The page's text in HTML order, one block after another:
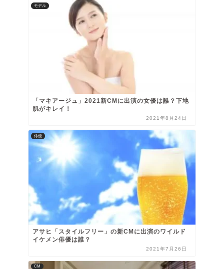
モデル
「マキアージュ」2021新CMに出演の女優は誰？下地
肌がキレイ！
2021年8月24日
俳優
アサヒ「スタイルフリー」の新CMに出演のワイルド
イケメン俳優は誰？
2021年7月26日
CM